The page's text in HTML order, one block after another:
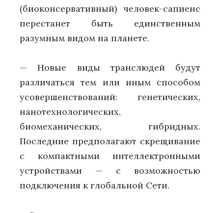
(биоконсервативный) человек-сапиенс
перестанет быть единственным
разумным видом на планете.
— Новые виды транслюдей будут
различаться тем или иным способом
усовершенствований: генетических,
нанотехнологических,
биомеханических, гибридных.
Последние предполагают скрещивание
с компактными интеллектронными
устройствами — с возможностью
подключения к глобальной Сети.